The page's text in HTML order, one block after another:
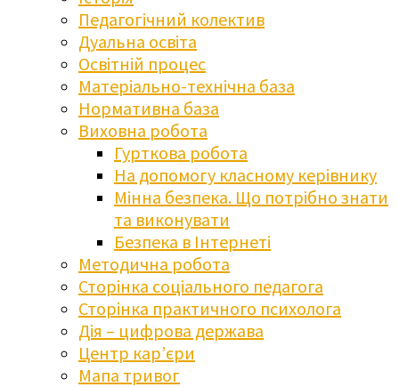
Педагогічний колектив
Дуальна освіта
Освітній процес
Матеріально-технічна база
Нормативна база
Виховна робота
Гурткова робота
На допомогу класному керівнику
Мінна безпека. Що потрібно знати
та виконувати
Безпека в Інтернеті
Методична робота
Сторінка соціального педагога
Сторінка практичного психолога
Дія – цифрова держава
Центр кар’єри
Мапа тривог